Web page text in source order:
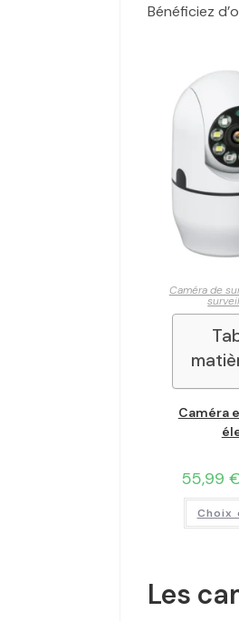
Bénéficiez
Caméra de
Caméra
55,99
Choix
Les